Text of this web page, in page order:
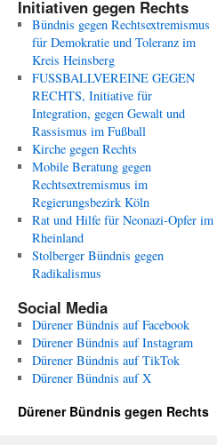
Initiativen gegen Rechts
Bündnis gegen Rechtsextremismus
für Demokratie und Toleranz im
Kreis Heinsberg
FUSSBALLVEREINE GEGEN
RECHTS, Initiative für
Integration, gegen Gewalt und
Rassismus im Fußball
Kirche gegen Rechts
Mobile Beratung gegen
Rechtsextremismus im
Regierungsbezirk Köln
Rat und Hilfe für Neonazi-Opfer im
Rheinland
Stolberger Bündnis gegen
Radikalismus
Social Media
Dürener Bündnis auf Facebook
Dürener Bündnis auf Instagram
Dürener Bündnis auf TikTok
Dürener Bündnis auf X
Dürener Bündnis gegen Rechts